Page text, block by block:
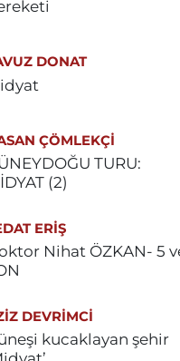
DONAT
ÇÖMLEKÇİ
TURU:
(2)
ERİŞ
Nihat ÖZKAN- 5 ve
DEVRIMCI
kucaklayan şehir